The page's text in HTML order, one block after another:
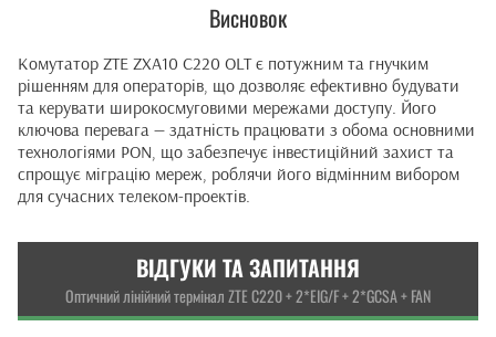
Висновок
Комутатор ZTE ZXA10 C220 OLT є потужним та гнучким
рішенням для операторів, що дозволяє ефективно будувати
та керувати широкосмуговими мережами доступу. Його
ключова перевага — здатність працювати з обома основними
технологіями PON, що забезпечує інвестиційний захист та
спрощує міграцію мереж, роблячи його відмінним вибором
для сучасних телеком-проектів.
ВІДГУКИ ТА ЗАПИТАННЯ
Оптичний лінійний термінал ZTE C220 + 2*EIG/F + 2*GCSA + FAN